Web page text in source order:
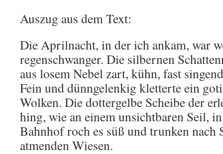
Auszug aus dem Text:
Die Aprilnacht, in der ich ankam, war
regenschwanger. Die silbernen
aus losem Nebel zart, kühn, fast
Fein und dünngelenkig kletterte ein
Wolken. Die dottergelbe Scheibe der
hing, wie an einem unsichtbaren Seil,
Bahnhof roch es süß und trunken nach
atmenden Wiesen.